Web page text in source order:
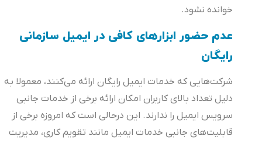
خوانده نشود.
عدم حضور ابزارهای کافی در ایمیل سازمانی
رایگان
شرکت‌هایی که خدمات ایمیل رایگان ارائه می‌کنند، معمولا به
دلیل تعداد بالای کاربران امکان ارائه برخی از خدمات جانبی
سرویس ایمیل را ندارند. این درحالی است که امروزه برخی از
قابلیت‌های جانبی خدمات ایمیل مانند تقویم کاری، مدیریت